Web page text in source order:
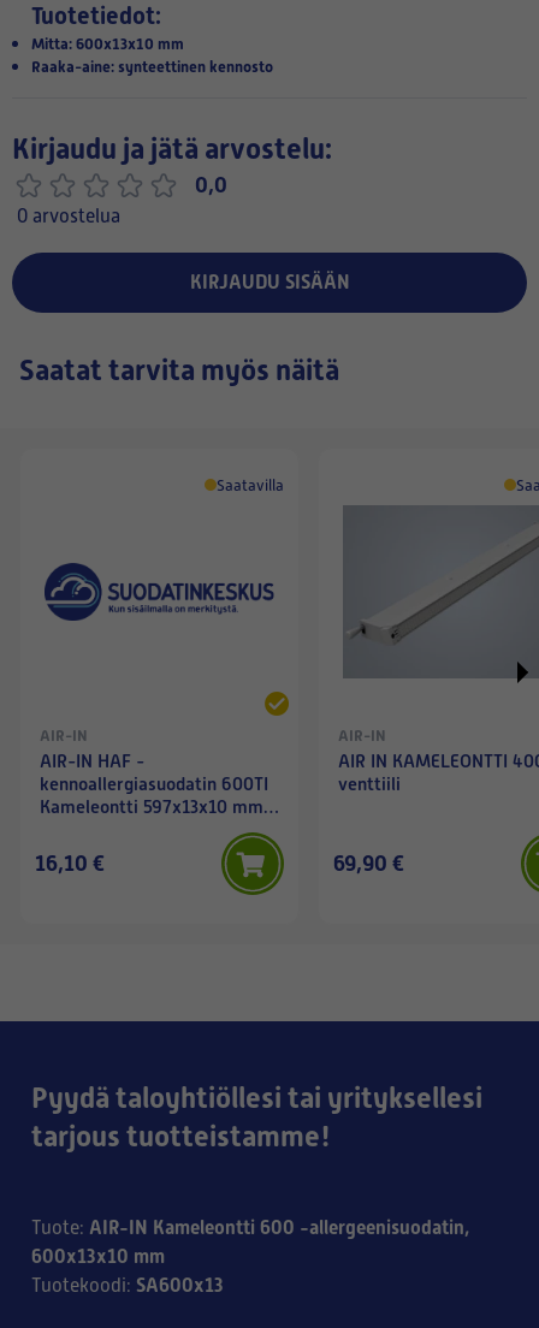
Tuotetiedot:
Mitta: 600x13x10 mm
Raaka-aine: synteettinen kennosto
Kirjaudu ja jätä arvostelu:
0,0
0 arvostelua
KIRJAUDU SISÄÄN
Saatat tarvita myös näitä
Saatavilla
AIR-IN
AIR-IN HAF -
kennoallergiasuodatin 600TI
Kameleontti 597x13x10 mm
16,10 €
AIR-IN
AIR IN KAMELEONTTI
venttiili
69,90 €
Pyydä taloyhtiöllesi tai yrityksellesi
tarjous tuotteistamme!
Tuote: AIR-IN Kameleontti 600 -allergeenisuodatin,
600x13x10 mm
Tuotekoodi: SA600x13